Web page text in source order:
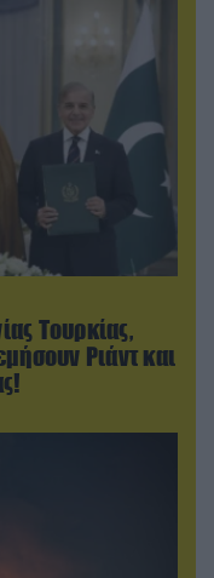
Τουρκίας,
Ριάντ και